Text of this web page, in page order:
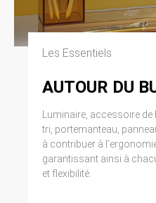
Les Essentiels
AUTOUR DU
Luminaire, accessoire
tri, portemanteau,
à contribuer à
garantissant ainsi à
et flexibilité.